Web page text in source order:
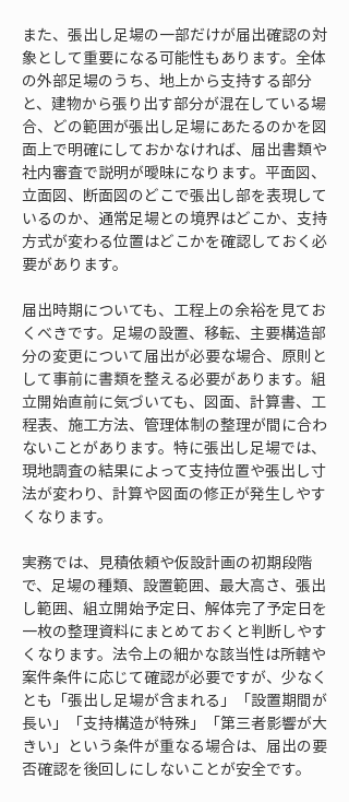
また、張出し足場の一部だけが届出確認の対
象として重要になる可能性もあります。全体
の外部足場のうち、地上から支持する部分
と、建物から張り出す部分が混在している場
合、どの範囲が張出し足場にあたるのかを図
面上で明確にしておかなければ、届出書類や
社内審査で説明が曖昧になります。平面図、
立面図、断面図のどこで張出し部を表現して
いるのか、通常足場との境界はどこか、支持
方式が変わる位置はどこかを確認しておく必
要があります。
届出時期についても、工程上の余裕を見てお
くべきです。足場の設置、移転、主要構造部
分の変更について届出が必要な場合、原則と
して事前に書類を整える必要があります。組
立開始直前に気づいても、図面、計算書、工
程表、施工方法、管理体制の整理が間に合わ
ないことがあります。特に張出し足場では、
現地調査の結果によって支持位置や張出し寸
法が変わり、計算や図面の修正が発生しやす
くなります。
実務では、見積依頼や仮設計画の初期段階
で、足場の種類、設置範囲、最大高さ、張出
し範囲、組立開始予定日、解体完了予定日を
一枚の整理資料にまとめておくと判断しやす
くなります。法令上の細かな該当性は所轄や
案件条件に応じて確認が必要ですが、少なく
とも「張出し足場が含まれる」「設置期間が
長い」「支持構造が特殊」「第三者影響が大
きい」という条件が重なる場合は、届出の要
否確認を後回しにしないことが安全です。